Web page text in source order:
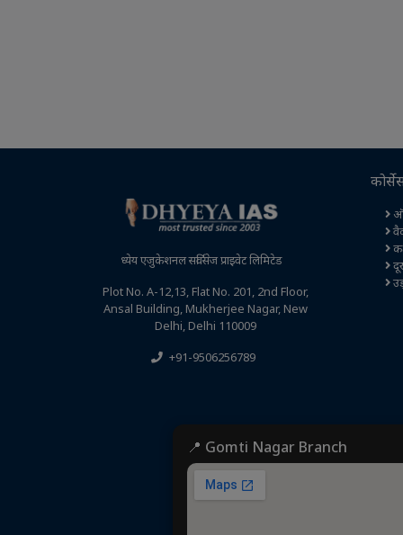
ध्येय एजुकेशनल सर्विसेज प्राइवेट लिमिटेड
Plot No. A-12,13, Flat No. 201, 2nd Floor,
Ansal Building, Mukherjee Nagar, New
Delhi, Delhi 110009
+91-9506256789
📍 Gomti Nagar Branch